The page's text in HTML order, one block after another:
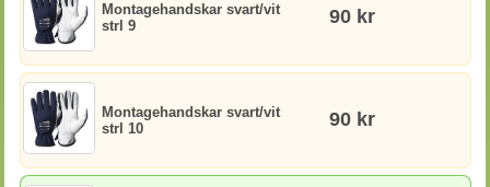
Montagehandskar svart/vit
strl 9
90 kr
Montagehandskar svart/vit
strl 10
90 kr